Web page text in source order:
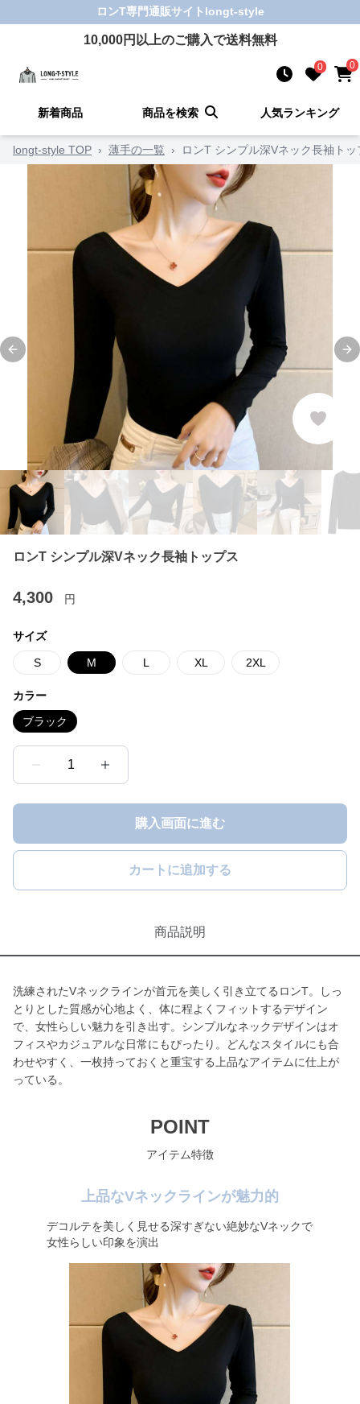
ロンT専門通販サイト longt-style
10,000円以上のご購入で送料無料
0 0
新着商品 商品を検索 人気ランキング
longt-style TOP › 薄手の一覧 › ロンT シンプル深Vネック長袖トッ
Previous slide
ロンT シンプル深Vネック長袖トップス
4,300 円
サイズ
S M L XL 2XL
カラー
ブラック
1
購入画面に進む
カートに追加する
商品説明
洗練されたVネックラインが首元を美しく引き立てるロンT。しっ
とりとした質感が心地よく、体に程よくフィットするデザイン
で、女性らしい魅力を引き出す。シンプルなネックデザインはオ
フィスやカジュアルな日常にもぴったり。どんなスタイルにも合
わせやすく、一枚持っておくと重宝する上品なアイテムに仕上が
っている。
POINT
アイテム特徴
上品なVネックラインが魅力的
デコルテを美しく見せる深すぎない絶妙なVネックで
女性らしい印象を演出